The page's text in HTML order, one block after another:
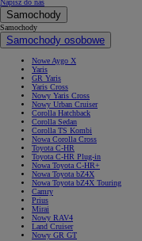
Napisz do nas
Samochody
Samochody
Samochody osobowe
Nowe Aygo X
Yaris
GR Yaris
Yaris Cross
Nowy Yaris Cross
Nowy Urban Cruiser
Corolla Hatchback
Corolla Sedan
Corolla TS Kombi
Nowa Corolla Cross
Toyota C-HR
Toyota C-HR Plug-in
Nowa Toyota C-HR+
Nowa Toyota bZ4X
Nowa Toyota bZ4X Touring
Camry
Prius
Mirai
Nowy RAV4
Land Cruiser
Nowy GR GT